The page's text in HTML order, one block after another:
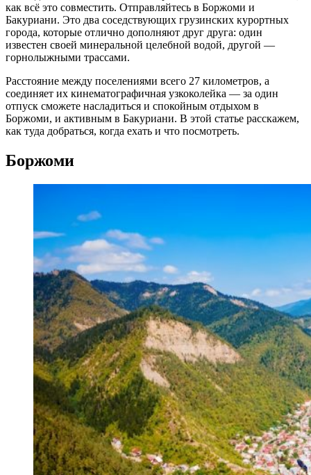
как всё это совместить. Отправляйтесь в Боржоми и
Бакуриани. Это два соседствующих грузинских курортных
города, которые отлично дополняют друг друга: один
известен своей минеральной целебной водой, другой —
горнолыжными трассами.
Расстояние между поселениями всего 27 километров, а
соединяет их кинематографичная узкоколейка — за один
отпуск сможете насладиться и спокойным отдыхом в
Боржоми, и активным в Бакуриани. В этой статье расскажем,
как туда добраться, когда ехать и что посмотреть.
Боржоми